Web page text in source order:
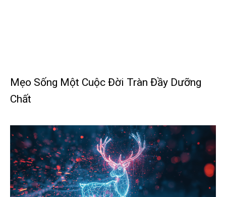
Mẹo Sống Một Cuộc Đời Tràn Đầy Dưỡng
Chất